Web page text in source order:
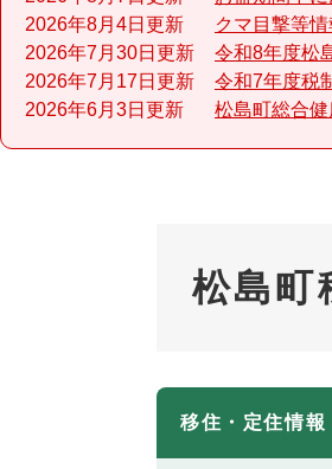
2026年8月4日更新
クマ目撃等
2026年7月30日更新
令和8年度松
2026年7月17日更新
令和7年度税
2026年6月3日更新
松島町総合
松島町
移住・定住情報